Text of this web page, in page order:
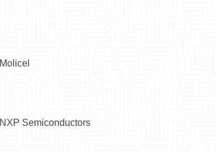
Molicel
NXP Semiconductors